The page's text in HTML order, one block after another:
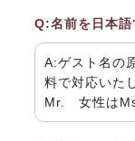
Q:名前を日本語
A:ゲスト名の
料で対応いた
Mr. 女性は